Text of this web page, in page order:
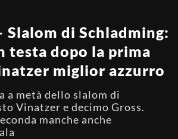
Slalom di Schladming:
testa dopo la prima
miglior azzurro
a metà dello slalom di
Vinatzer e decimo Gross.
manche anche